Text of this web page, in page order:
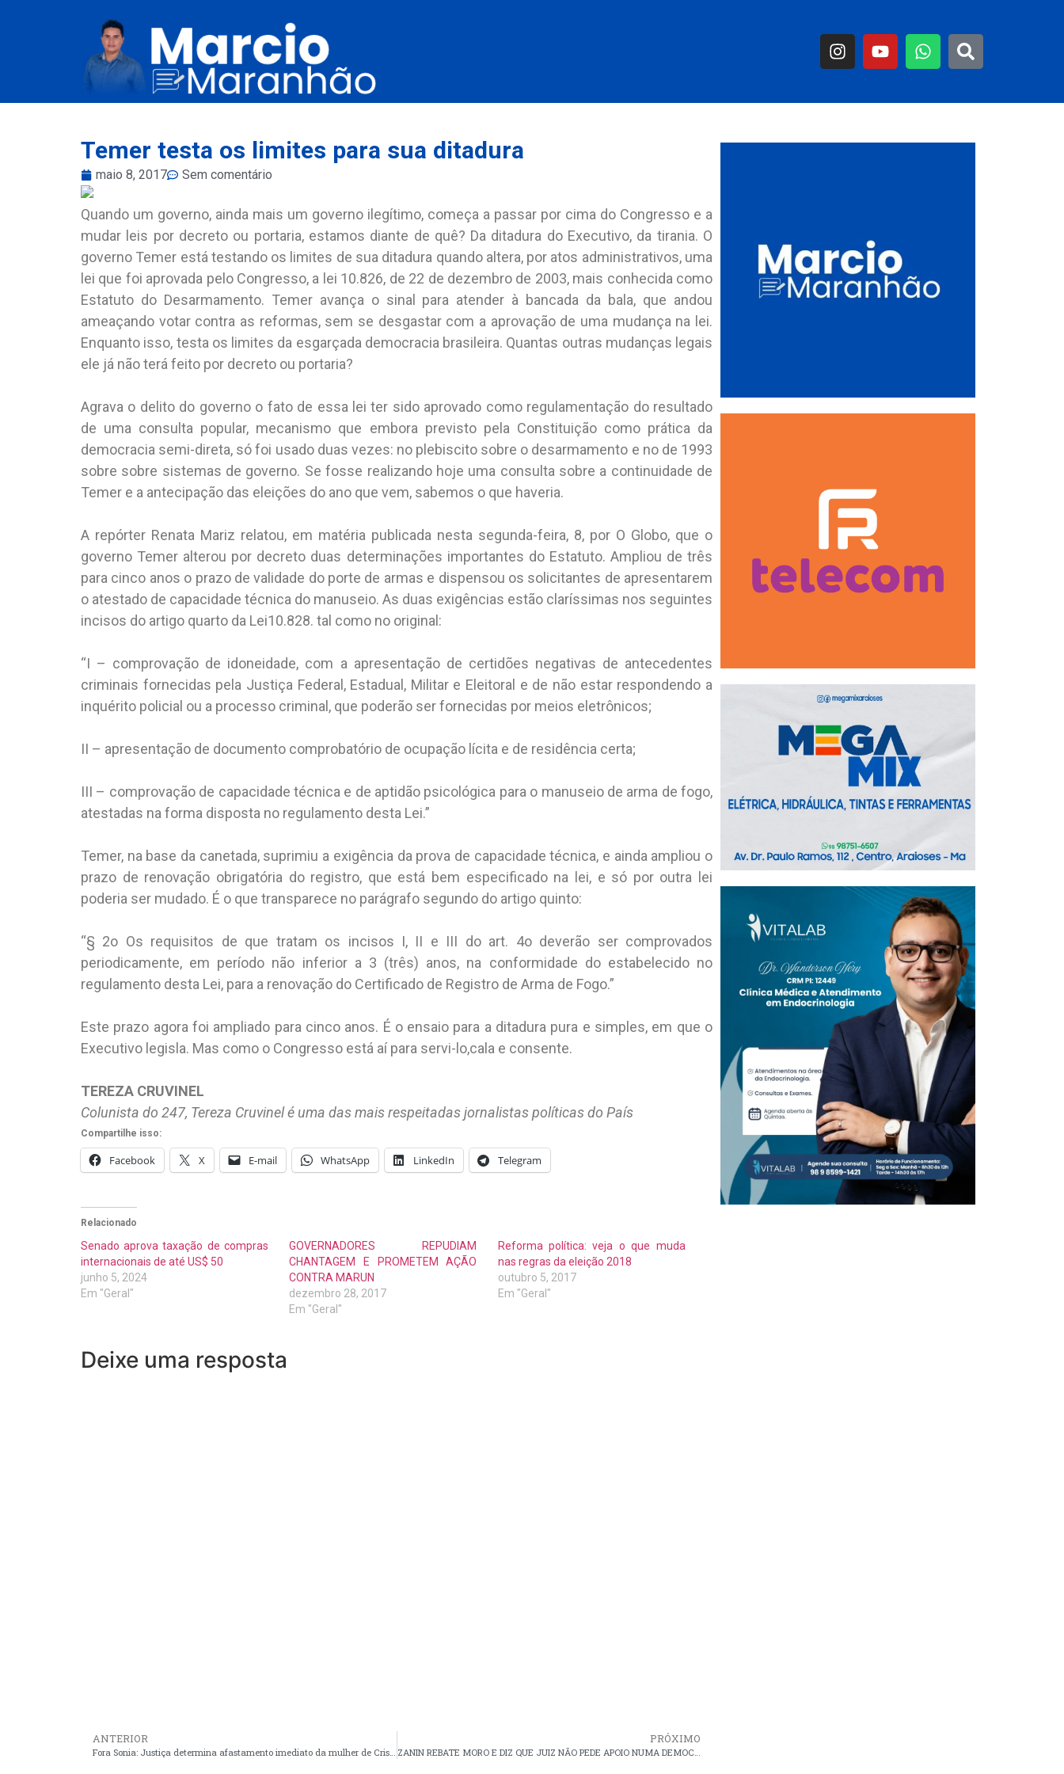
Temer testa os limites para sua ditadura
maio 8, 2017 Sem comentário
Quando um governo, ainda mais um governo ilegítimo, começa a passar por cima do Congresso e a
mudar leis por decreto ou portaria, estamos diante de quê? Da ditadura do Executivo, da tirania. O
governo Temer está testando os limites de sua ditadura quando altera, por atos administrativos, uma
lei que foi aprovada pelo Congresso, a lei 10.826, de 22 de dezembro de 2003, mais conhecida como
Estatuto do Desarmamento. Temer avança o sinal para atender à bancada da bala, que andou
ameaçando votar contra as reformas, sem se desgastar com a aprovação de uma mudança na lei.
Enquanto isso, testa os limites da esgarçada democracia brasileira. Quantas outras mudanças legais
ele já não terá feito por decreto ou portaria?
Agrava o delito do governo o fato de essa lei ter sido aprovado como regulamentação do resultado
de uma consulta popular, mecanismo que embora previsto pela Constituição como prática da
democracia semi-direta, só foi usado duas vezes: no plebiscito sobre o desarmamento e no de 1993
sobre sobre sistemas de governo. Se fosse realizando hoje uma consulta sobre a continuidade de
Temer e a antecipação das eleições do ano que vem, sabemos o que haveria.
A repórter Renata Mariz relatou, em matéria publicada nesta segunda-feira, 8, por O Globo, que o
governo Temer alterou por decreto duas determinações importantes do Estatuto. Ampliou de três
para cinco anos o prazo de validade do porte de armas e dispensou os solicitantes de apresentarem
o atestado de capacidade técnica do manuseio. As duas exigências estão claríssimas nos seguintes
incisos do artigo quarto da Lei10.828. tal como no original:
“I – comprovação de idoneidade, com a apresentação de certidões negativas de antecedentes
criminais fornecidas pela Justiça Federal, Estadual, Militar e Eleitoral e de não estar respondendo a
inquérito policial ou a processo criminal, que poderão ser fornecidas por meios eletrônicos;
II – apresentação de documento comprobatório de ocupação lícita e de residência certa;
III – comprovação de capacidade técnica e de aptidão psicológica para o manuseio de arma de fogo,
atestadas na forma disposta no regulamento desta Lei.”
Temer, na base da canetada, suprimiu a exigência da prova de capacidade técnica, e ainda ampliou o
prazo de renovação obrigatória do registro, que está bem especificado na lei, e só por outra lei
poderia ser mudado. É o que transparece no parágrafo segundo do artigo quinto:
“§ 2o Os requisitos de que tratam os incisos I, II e III do art. 4o deverão ser comprovados
periodicamente, em período não inferior a 3 (três) anos, na conformidade do estabelecido no
regulamento desta Lei, para a renovação do Certificado de Registro de Arma de Fogo.”
Este prazo agora foi ampliado para cinco anos. É o ensaio para a ditadura pura e simples, em que o
Executivo legisla. Mas como o Congresso está aí para servi-lo,cala e consente.
TEREZA CRUVINEL
Colunista do 247, Tereza Cruvinel é uma das mais respeitadas jornalistas políticas do País
Compartilhe isso:
Facebook X E-mail WhatsApp LinkedIn Telegram
Relacionado
Senado aprova taxação de compras
internacionais de até US$ 50
junho 5, 2024
Em "Geral"
GOVERNADORES REPUDIAM
CHANTAGEM E PROMETEM AÇÃO
CONTRA MARUN
dezembro 28, 2017
Em "Geral"
Reforma política: veja o que muda
nas regras da eleição 2018
outubro 5, 2017
Em "Geral"
Deixe uma resposta
ANTERIOR PRÓXIMO